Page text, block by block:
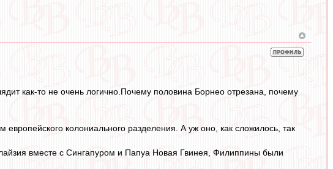
как-то не очень логично.Почему половина Борнео отрезана, почему
колониального разделения. А уж оно, как сложилось, так
вместе с Сингапуром и Папуа Новая Гвинея, Филиппины были